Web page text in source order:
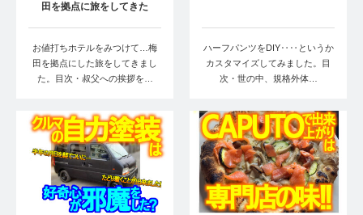
田を拠点に旅をしてきた
お値打ちホテルをみつけて…梅
田を拠点にした旅をしてきまし
た。目次・叔父への挨拶を…
ハーフパンツをDIY‥‥というか
カスタマイズしてみました。目
次・世の中、規格外体…